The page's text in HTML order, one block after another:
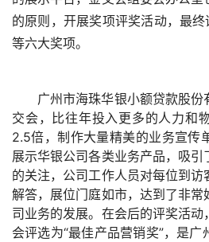
的原则，开展奖项评奖活动， 最终
等六大奖项。
广州市海珠华银小额贷款股
交会，比往年投入更多的人力和
2.5倍，制作大量精美的业务宣传
展示华银公司各类业务产品，吸引
的关注，公司工作人员对每位到
解答，展位门庭如市，达到了非
司业务的发展。在会后的评奖活
会评选为“最佳产品营销奖”，是